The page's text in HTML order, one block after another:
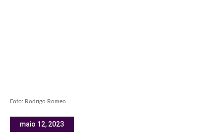
Foto: Rodrigo Romeo
maio 12, 2023